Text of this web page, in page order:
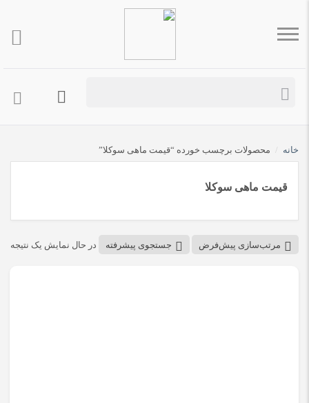
خانه / محصولات برچسب خورده “قیمت ماهی سوکلا”
قیمت ماهی سوکلا
در حال نمایش یک نتیجه مرتب‌سازی پیش‌فرض جستجوی پیشرفته